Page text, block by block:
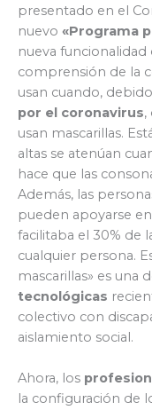
presentado en el
nuevo «Programa
nueva
comprensión de la
usan cuando,
por el coronavirus,
usan mascarillas.
altas se atenúan
hace que las
Además, las
pueden apoyarse
facilitaba el 30% de
cualquier persona.
mascarillas» es una
tecnológicas
colectivo con
aislamiento social.
Ahora, los
la configuración de